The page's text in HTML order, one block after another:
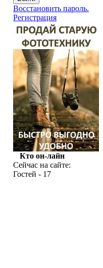
Восстановить пароль.
Регистрация
Кто он-лайн
Сейчас на сайте:
Гостей - 17